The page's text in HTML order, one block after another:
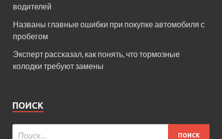
водителей
Названы главные ошибки при покупке автомобиля с
пробегом
Эксперт рассказал, как понять, что тормозные
колодки требуют замены
ПОИСК